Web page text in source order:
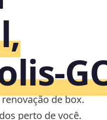
de box.
perto de você.